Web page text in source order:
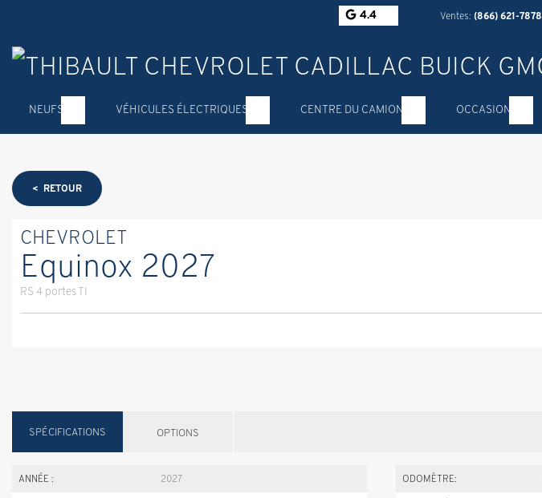
4.4 Ventes: (866) 621-7878
NEUFS VÉHICULES ÉLECTRIQUES CENTRE DU CAMION OCCASION
< RETOUR
CHEVROLET
Equinox 2027
RS 4 portes TI
SPÉCIFICATIONS OPTIONS
ANNÉE : 2027 ODOMÈTRE: